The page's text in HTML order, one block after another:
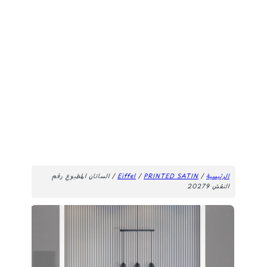
الرئيسية/
Eiffel /PRINTED SATIN
/ الساتان المطبوع رقم
النقش 20279